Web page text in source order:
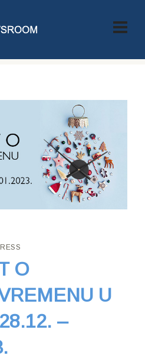
O RADNOM VREMENU U
– 02.01.2023.
O
U
–